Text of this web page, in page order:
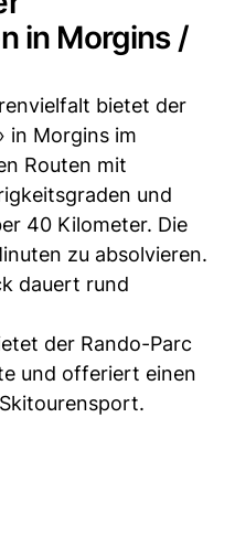
in Morgins /
bietet der
in Morgins im
Routen mit
und
40 Kilometer. Die
zu absolvieren.
dauert rund
der Rando-Parc
und offeriert einen